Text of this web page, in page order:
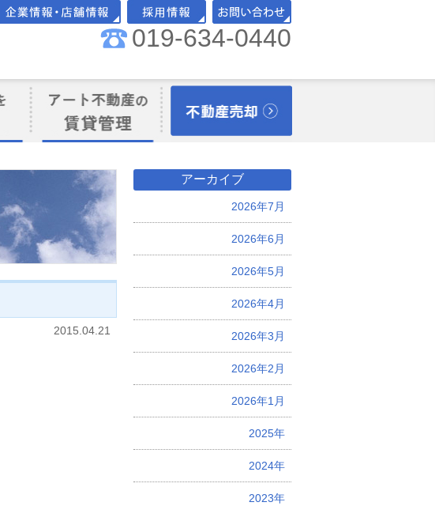
会社案内・店舗情報 採用情報 お問い合わせ
019-634-0440
け
2015.04.21
アーカイブ
2026年7月
2026年6月
2026年5月
2026年4月
2026年3月
2026年2月
2026年1月
2025年
2024年
2023年